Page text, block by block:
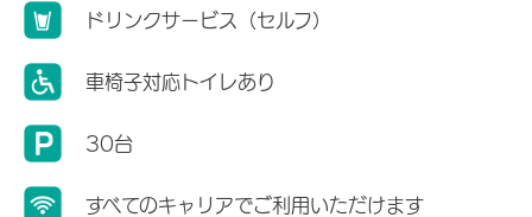
ドリンクサービス（セルフ）
車椅子対応トイレあり
30台
すべてのキャリアでご利用いただけます